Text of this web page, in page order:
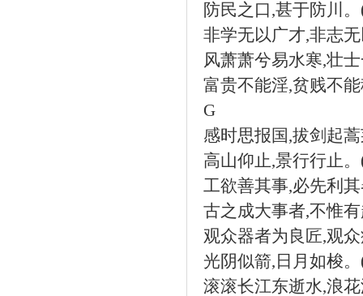
防民之口 ,甚于防川。
非学无以广才,非志
风萧萧兮易水寒,壮
富贵不能淫,贫贱不
G
感时思报国 ,拔剑起
高山仰止,景行行止。
工欲善其事,必先利
古之成大事者,不惟
观众器者为良匠,观
光阴似箭, 日月如梭。
滚滚长江东逝水,浪